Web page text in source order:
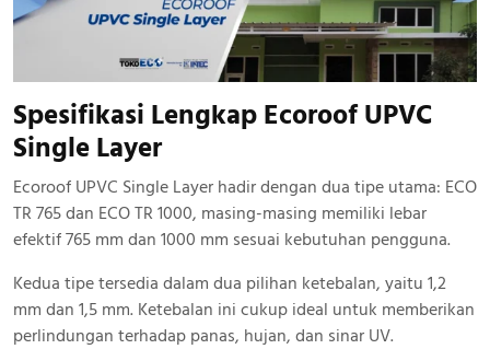
Spesifikasi Lengkap Ecoroof UPVC
Single Layer
Ecoroof UPVC Single Layer hadir dengan dua tipe utama: ECO
TR 765 dan ECO TR 1000, masing-masing memiliki lebar
efektif 765 mm dan 1000 mm sesuai kebutuhan pengguna.
Kedua tipe tersedia dalam dua pilihan ketebalan, yaitu 1,2
mm dan 1,5 mm. Ketebalan ini cukup ideal untuk memberikan
perlindungan terhadap panas, hujan, dan sinar UV.